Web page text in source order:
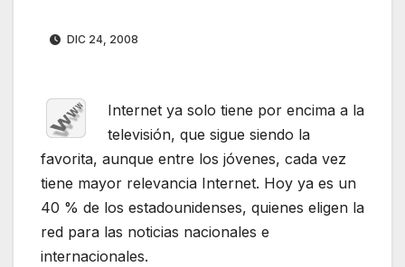
DIC 24, 2008
Internet ya solo tiene por encima a la
televisión, que sigue siendo la
favorita, aunque entre los jóvenes, cada vez
tiene mayor relevancia Internet. Hoy ya es un
40 % de los estadounidenses, quienes eligen la
red para las noticias nacionales e
internacionales.